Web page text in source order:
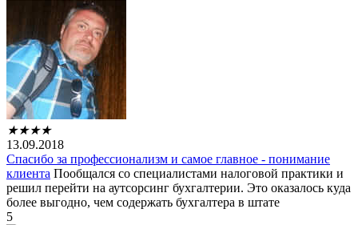
★★★★
13.09.2018
Спасибо за профессионализм и самое главное - понимание
клиента Пообщался со специалистами налоговой практики и
решил перейти на аутсорсинг бухгалтерии. Это оказалось куда
более выгодно, чем содержать бухгалтера в штате
5